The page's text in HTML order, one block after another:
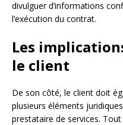
divulguer d’informations
l’exécution du contrat.
Les
le client
De son côté, le client doit
plusieurs éléments
prestataire de services. Tout